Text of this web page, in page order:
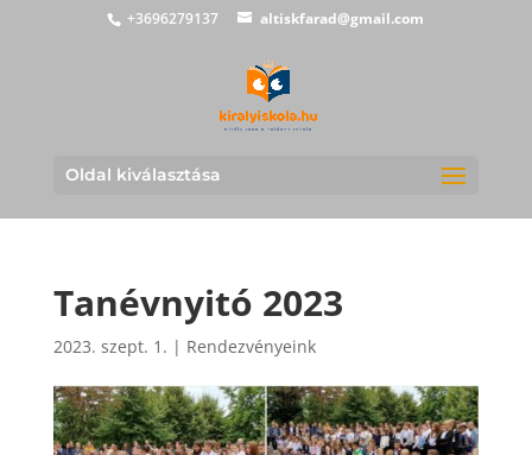
+3696279137 altiskfarad@gmail.com
Oldal kiválasztása
Tanévnyitó 2023
2023. szept. 1. | Rendezvényeink